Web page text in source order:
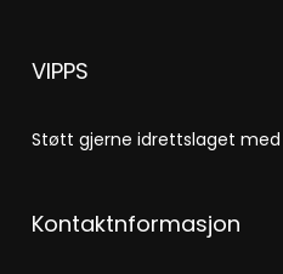
VIPPS
Støtt gjerne idrettslaget med
Kontaktnformasjon